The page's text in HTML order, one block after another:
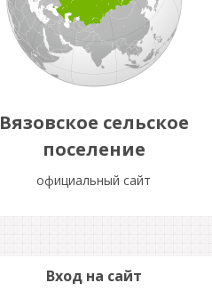
Вязовское сельское
поселение
официальный сайт
Вход на сайт